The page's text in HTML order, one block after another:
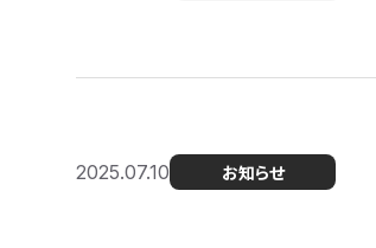
2025.07.10 お知らせ